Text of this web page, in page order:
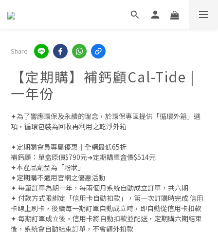
Share
【定期購】補鈣顧Cal-Tide |
一年份
✦為了響應環保及永續的理念，於環保專區提供「循環外箱」選
項，循環包裝為回收再利用之乾淨外箱
✦定期購會員專屬優惠｜全網最低65折
補鈣顧：單盒原價$790元➜定期購單盒價$514元
✦本產品劑型為「粉狀」
✦定期購不適用官網之優惠活動
✦ 每筆訂單為期一年，每兩個月系統自動成立訂單，共六期
✦ 付款方式限綁定「信用卡自動扣款」，第一次訂購時完成 信用
卡線上刷卡，後續每一期訂單自動成立時，即自動從信用卡扣款
✦ 每期訂單成立後，信用卡將自動扣款並配送，定期購六期結束
後，系統會自動結束訂單，不會額外扣款